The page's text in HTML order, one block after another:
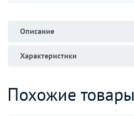
Описание
Характеристики
Похожие товары